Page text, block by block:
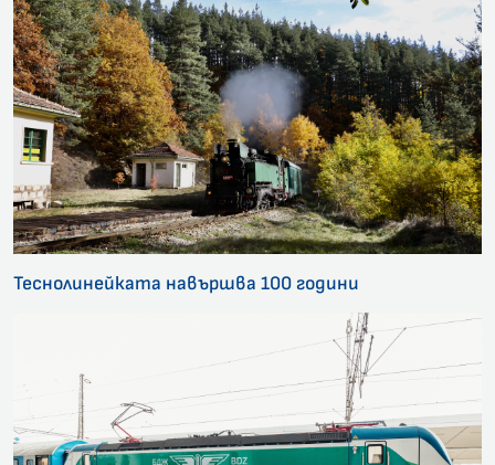
Теснолинейката навършва 100 години